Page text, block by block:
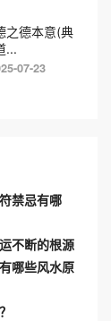
之德本意(典
...
07-23
禁忌有哪
不断的根源
哪些风水原